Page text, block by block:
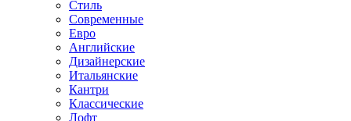
Стиль
Современные
Евро
Английские
Дизайнерские
Итальянские
Кантри
Классические
Лофт